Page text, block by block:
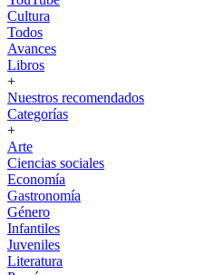
Cultura
Todos
Avances
Libros
+
Nuestros recomendados
Categorías
+
Arte
Ciencias sociales
Economía
Gastronomía
Género
Infantiles
Juveniles
Literatura